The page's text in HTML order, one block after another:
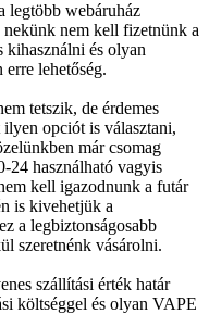
legtöbb webáruház
nem kell fizetnünk a
kihasználni és olyan
lehetőség.
tetszik, de érdemes
opciót is választani,
már csomag
24 használható vagyis
kell igazodnunk a futár
is kivehetjük a
a legbiztonságosabb
szeretnénk vásárolni.
szállítási érték határ
költséggel és olyan VAPE